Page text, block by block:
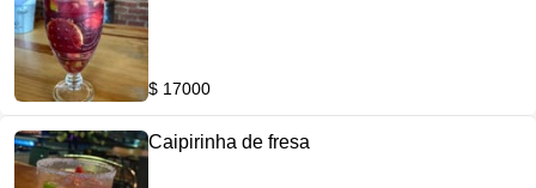
$ 17000
Caipirinha de fresa